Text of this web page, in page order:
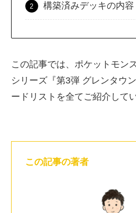
構築済みデッキの内容
この記事では、ポケットモン
シリーズ『第3弾 グレンタウ
ードリストを全てご紹介して
この記事の著者